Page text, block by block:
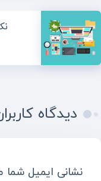
دیدگاه
نشانی ایمیل